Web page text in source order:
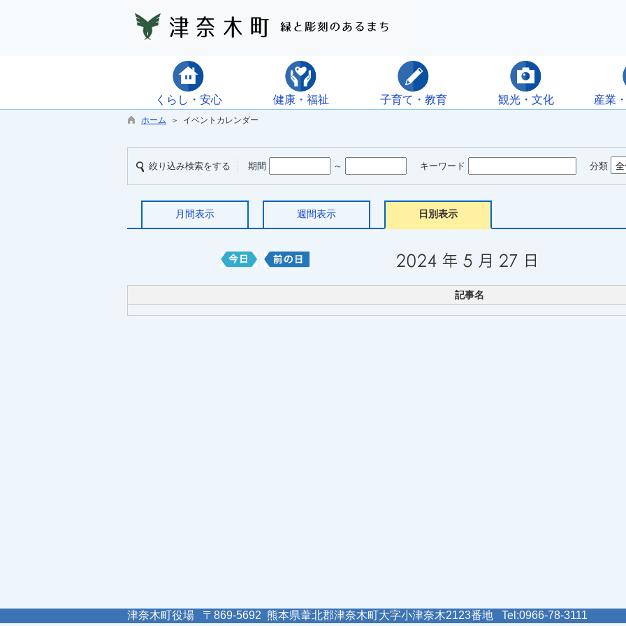
くらし・安心 健康・福祉 子育て・教育 観光・文化 産業
ホーム ＞ イベントカレンダー
絞り込み検索をする 期間 ～ キーワード 分類
月間表示 週間表示 日別表示
記事名
津奈木町役場 〒869-5692 熊本県葦北郡津奈木町大字小津奈木2123番地 Tel:0966-78-3111